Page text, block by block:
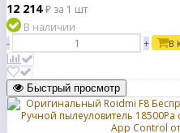
12 214₽ за 1 шт
В наличии
-
+ В
Быстрый просмотр